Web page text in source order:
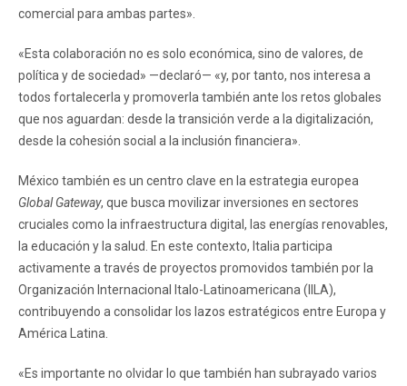
comercial para ambas partes».
«Esta colaboración no es solo económica, sino de valores, de
política y de sociedad» —declaró— «y, por tanto, nos interesa a
todos fortalecerla y promoverla también ante los retos globales
que nos aguardan: desde la transición verde a la digitalización,
desde la cohesión social a la inclusión financiera».
México también es un centro clave en la estrategia europea
Global Gateway, que busca movilizar inversiones en sectores
cruciales como la infraestructura digital, las energías renovables,
la educación y la salud. En este contexto, Italia participa
activamente a través de proyectos promovidos también por la
Organización Internacional Italo-Latinoamericana (IILA),
contribuyendo a consolidar los lazos estratégicos entre Europa y
América Latina.
«Es importante no olvidar lo que también han subrayado varios